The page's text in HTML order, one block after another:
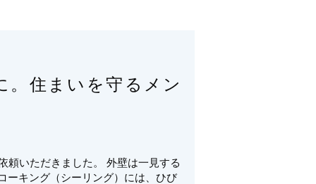
。住まいを守るメン
頼いただきました。 外壁は一見する
ーキング（シーリング）には、ひび